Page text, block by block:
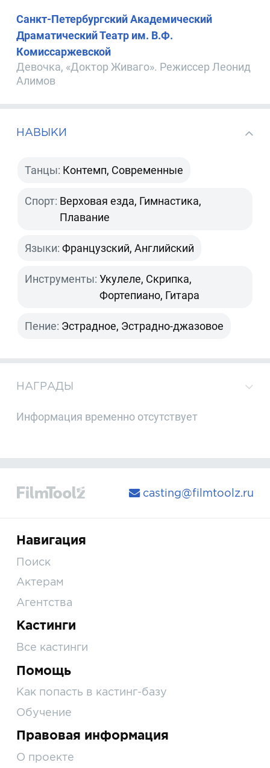
Санкт-Петербургский Академический
Драматический Театр им. В.Ф.
Комиссаржевской
Девочка, «Доктор Живаго». Режиссер Леонид
Алимов
НАВЫКИ
Танцы: Контемп, Современные
Спорт: Верховая езда, Гимнастика,
Плавание
Языки: Французский, Английский
Инструменты: Укулеле, Скрипка,
Фортепиано, Гитара
Пение: Эстрадное, Эстрадно-джазовое
НАГРАДЫ
Информация временно отсутствует
casting@filmtoolz.ru
Навигация
Поиск
Актерам
Агентства
Кастинги
Все кастинги
Помощь
Как попасть в кастинг-базу
Обучение
Правовая информация
О проекте